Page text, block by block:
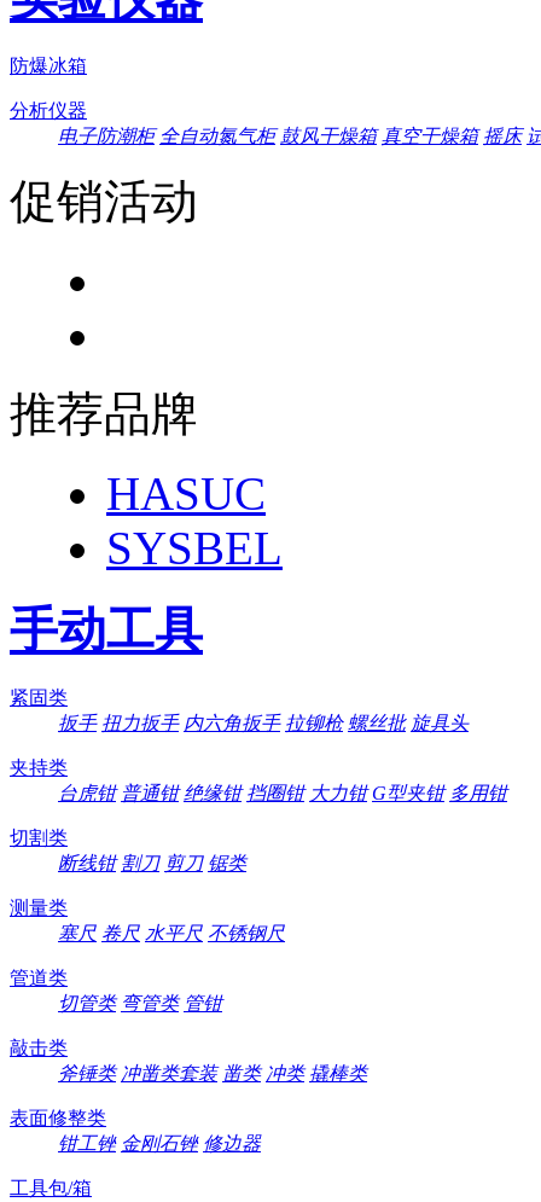
防爆冰箱
分析仪器
电子防潮柜 全自动氮气柜 鼓风干燥箱 真空干燥箱 摇床
促销活动
推荐品牌
HASUC
SYSBEL
手动工具
紧固类
扳手 扭力扳手 内六角扳手 拉铆枪 螺丝批 旋具头
夹持类
台虎钳 普通钳 绝缘钳 挡圈钳 大力钳 G型夹钳 多用钳
切割类
断线钳 割刀 剪刀 锯类
测量类
塞尺 卷尺 水平尺 不锈钢尺
管道类
切管类 弯管类 管钳
敲击类
斧锤类 冲凿类套装 凿类 冲类 撬棒类
表面修整类
钳工锉 金刚石锉 修边器
工具包/箱